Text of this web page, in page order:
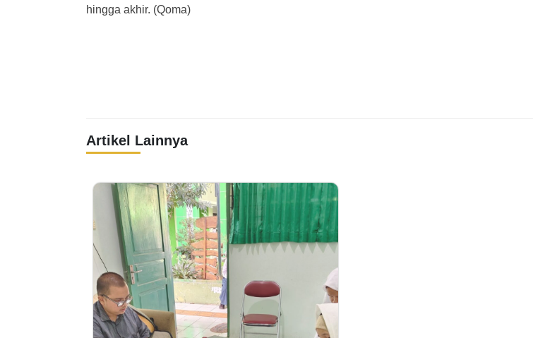
hingga akhir. (Qoma)
Artikel Lainnya